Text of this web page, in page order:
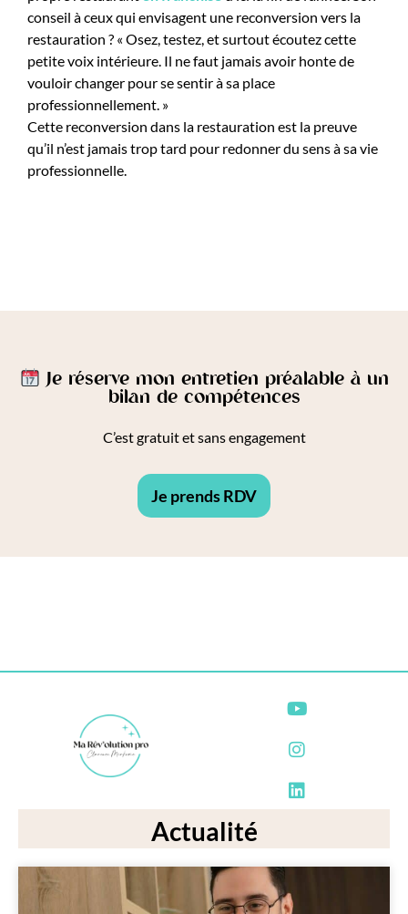
conseil à ceux qui envisagent une reconversion vers la
restauration ? « Osez, testez, et surtout écoutez cette
petite voix intérieure. Il ne faut jamais avoir honte de
vouloir changer pour se sentir à sa place
professionnellement. »
Cette reconversion dans la restauration est la preuve
qu’il n’est jamais trop tard pour redonner du sens à sa vie
professionnelle.
Je réserve mon entretien préalable à un
bilan de compétences
C’est gratuit et sans engagement
Je prends RDV
Actualité